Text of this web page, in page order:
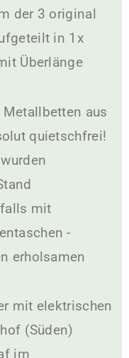
der 3 original
in 1x
Überlänge
aus
quietschfrei!
mit
-
erholsamen
mit elektrischen
(Süden)
im